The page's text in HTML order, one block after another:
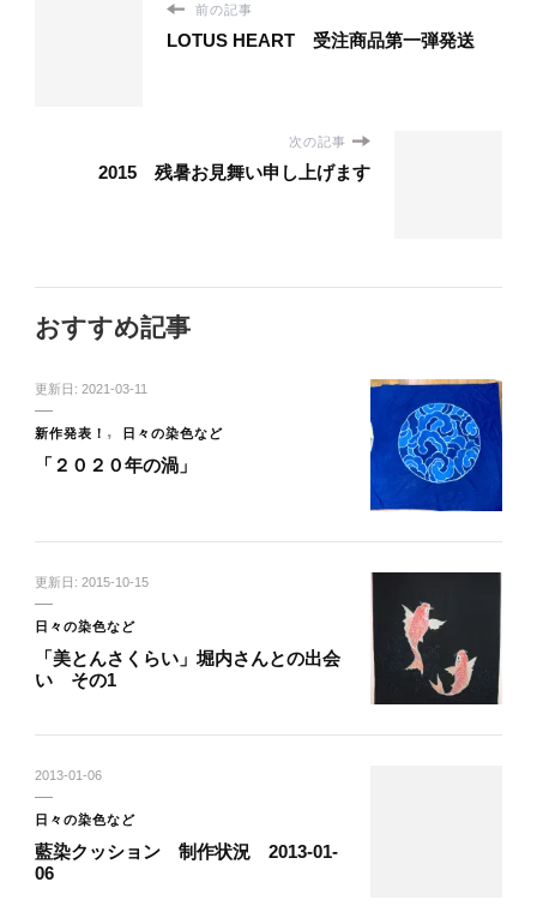
前の記事
LOTUS HEART 受注商品第一弾発送
次の記事
2015 残暑お見舞い申し上げます
おすすめ記事
更新日: 2021-03-11
新作発表！ 日々の染色など
「２０２０年の渦」
更新日: 2015-10-15
日々の染色など
「美とんさくらい」堀内さんとの出会
い その1
2013-01-06
日々の染色など
藍染クッション 制作状況 2013-01-
06